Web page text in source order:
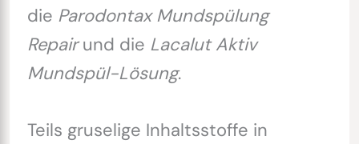
die Parodontax Mundspülung
Repairund die Lacalut Aktiv
Mundspül-Lösung.
Teils gruselige Inhaltsstoffe in